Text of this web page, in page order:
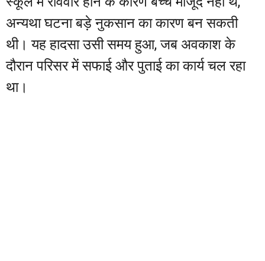
अन्यथा घटना बड़े नुकसान का कारण बन सकती
थी। यह हादसा उसी समय हुआ, जब अवकाश के
दौरान परिसर में सफाई और पुताई का कार्य चल रहा
था।